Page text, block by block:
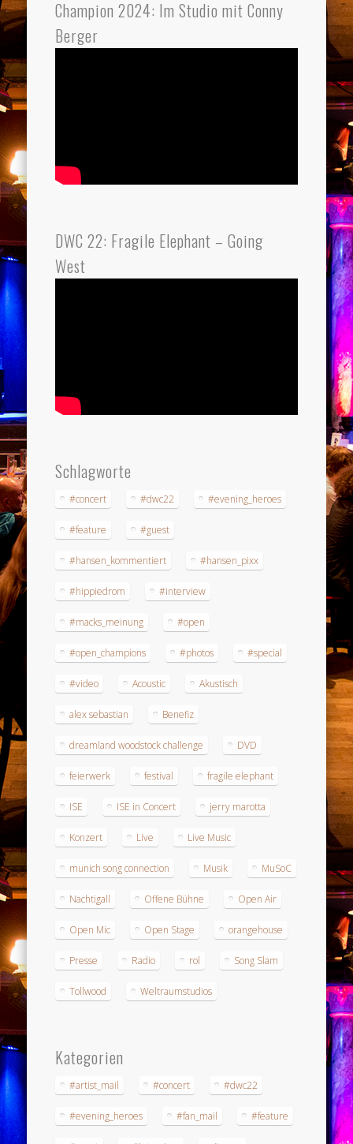
Champion 2024: Im Studio mit Conny
Berger
DWC 22: Fragile Elephant – Going
West
Schlagworte
#concert #dwc22 #evening_heroes
#feature #guest
#hansen_kommentiert #hansen_pixx
#hippiedrom #interview
#macks_meinung #open
#open_champions #photos #special
#video Acoustic Akustisch
alex sebastian Benefiz
dreamland woodstock challenge DVD
feierwerk festival fragile elephant
ISE ISE in Concert jerry marotta
Konzert Live Live Music
munich song connection Musik MuSoC
Nachtigall Offene Bühne Open Air
Open Mic Open Stage orangehouse
Presse Radio rol Song Slam
Tollwood Weltraumstudios
Kategorien
#artist_mail #concert #dwc22
#evening_heroes #fan_mail #feature